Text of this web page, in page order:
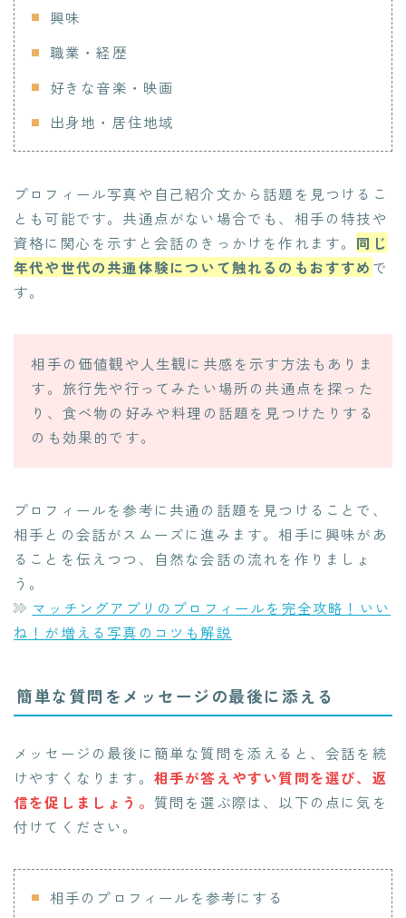
興味
職業・経歴
好きな音楽・映画
出身地・居住地域
プロフィール写真や自己紹介文から話題を見つけるこ
とも可能です。共通点がない場合でも、相手の特技や
資格に関心を示すと会話のきっかけを作れます。 同じ
年代や世代の共通体験について触れるのもおすすめ で
す。
相手の価値観や人生観に共感を示す方法もありま
す。旅行先や行ってみたい場所の共通点を探った
り、食べ物の好みや料理の話題を見つけたりする
のも効果的です。
プロフィールを参考に共通の話題を見つけることで、
相手との会話がスムーズに進みます。相手に興味があ
ることを伝えつつ、自然な会話の流れを作りましょ
う。
マッチングアプリのプロフィールを完全攻略！いい
ね！が増える写真のコツも解説
簡単な質問をメッセージの最後に添える
メッセージの最後に簡単な質問を添えると、会話を続
けやすくなります。 相手が答えやすい質問を選び、返
信を促しましょう。 質問を選ぶ際は、以下の点に気を
付けてください。
相手のプロフィールを参考にする